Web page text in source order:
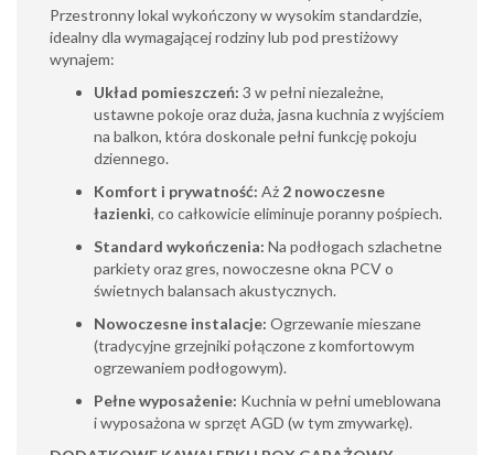
Przestronny lokal wykończony w wysokim standardzie,
idealny dla wymagającej rodziny lub pod prestiżowy
wynajem:
Układ pomieszczeń: 3 w pełni niezależne,
ustawne pokoje oraz duża, jasna kuchnia z wyjściem
na balkon, która doskonale pełni funkcję pokoju
dziennego.
Komfort i prywatność: Aż 2 nowoczesne
łazienki, co całkowicie eliminuje poranny pośpiech.
Standard wykończenia: Na podłogach szlachetne
parkiety oraz gres, nowoczesne okna PCV o
świetnych balansach akustycznych.
Nowoczesne instalacje: Ogrzewanie mieszane
(tradycyjne grzejniki połączone z komfortowym
ogrzewaniem podłogowym).
Pełne wyposażenie: Kuchnia w pełni umeblowana
i wyposażona w sprzęt AGD (w tym zmywarkę).